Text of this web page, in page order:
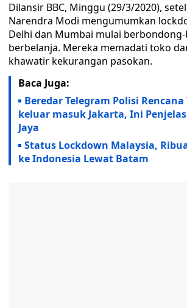
Dilansir BBC, Minggu (29/3/2020),
Narendra Modi mengumumkan
Delhi dan Mumbai mulai
berbelanja. Mereka memadati toko
khawatir kekurangan pasokan.
Baca Juga:
Beredar Telegram Polisi
keluar masuk Jakarta, Ini
Jaya
Status Lockdown Malaysia,
ke Indonesia Lewat Batam